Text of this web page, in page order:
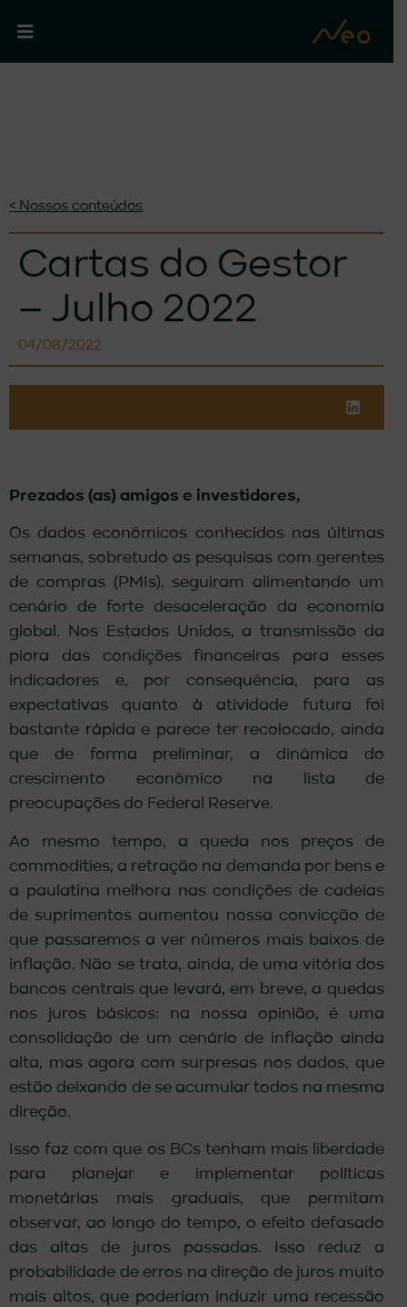
< Nossos conteúdos
Cartas do Gestor
– Julho 2022
04/08/2022
Prezados (as) amigos e investidores,
Os dados econômicos conhecidos nas últimas
semanas, sobretudo as pesquisas com gerentes
de compras (PMIs), seguiram alimentando um
cenário de forte desaceleração da economia
global. Nos Estados Unidos, a transmissão da
piora das condições financeiras para esses
indicadores e, por consequência, para as
expectativas quanto à atividade futura foi
bastante rápida e parece ter recolocado, ainda
que de forma preliminar, a dinâmica do
crescimento econômico na lista de
preocupações do Federal Reserve.
Ao mesmo tempo, a queda nos preços de
commodities, a retração na demanda por bens e
a paulatina melhora nas condições de cadeias
de suprimentos aumentou nossa convicção de
que passaremos a ver números mais baixos de
inflação. Não se trata, ainda, de uma vitória dos
bancos centrais que levará, em breve, a quedas
nos juros básicos: na nossa opinião, é uma
consolidação de um cenário de inflação ainda
alta, mas agora com surpresas nos dados, que
estão deixando de se acumular todos na mesma
direção.
Isso faz com que os BCs tenham mais liberdade
para planejar e implementar políticas
monetárias mais graduais, que permitam
observar, ao longo do tempo, o efeito defasado
das altas de juros passadas. Isso reduz a
probabilidade de erros na direção de juros muito
mais altos, que poderiam induzir uma recessão